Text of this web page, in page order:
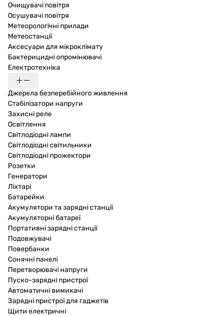
Очищувачі повітря
Осушувачі повітря
Метеорологічні прилади
Метеостанції
Аксесуари для мікроклімату
Бактерицидні опромінювачі
Електротехніка
Джерела безперебійного живлення
Стабілізатори напруги
Захисні реле
Освітлення
Світлодіодні лампи
Світлодіодні світильники
Світлодіодні прожектори
Розетки
Генератори
Ліхтарі
Батарейки
Акумулятори та зарядні станції
Акумуляторні батареї
Портативні зарядні станції
Подовжувачі
Повербанки
Сонячні панелі
Перетворювачі напруги
Пуско-зарядні пристрої
Автоматичні вимикачі
Зарядні пристрої для гаджетів
Щити електричні